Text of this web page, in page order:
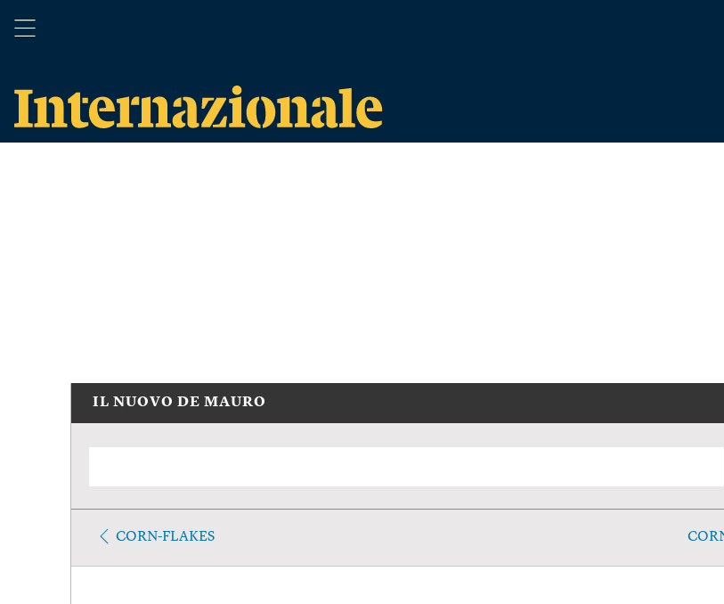
IL NUOVO DE MAURO
CORN-FLAKES